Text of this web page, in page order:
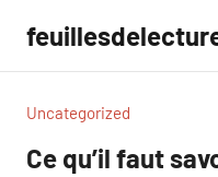
contenu
Uncategorized
Ce qu’il faut